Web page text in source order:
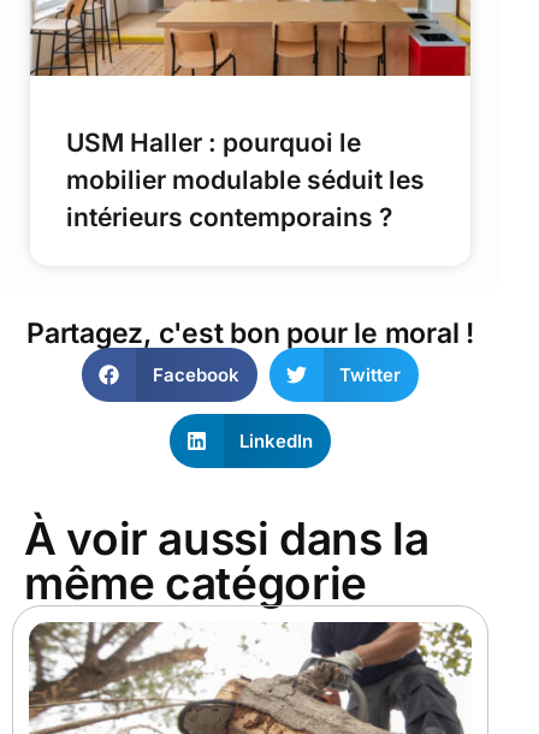
USM Haller : pourquoi le
mobilier modulable séduit les
intérieurs contemporains ?
Partagez, c'est bon pour le moral !
Facebook Twitter
LinkedIn
À voir aussi dans la
même catégorie